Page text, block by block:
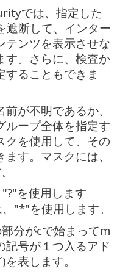
では、指定した
遮断して、インター
テンツを表示させな
す。さらに、検査か
することもできま
が不明であるか、
ループ全体を指定す
クを使用して、その
す。マスクには、
を使用します。
"*"を使用します。
分がcで始まってm
記号が１つ入るアド
表します。